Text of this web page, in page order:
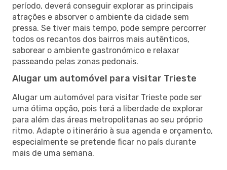
período, deverá conseguir explorar as principais
atrações e absorver o ambiente da cidade sem
pressa. Se tiver mais tempo, pode sempre percorrer
todos os recantos dos bairros mais autênticos,
saborear o ambiente gastronómico e relaxar
passeando pelas zonas pedonais.
Alugar um automóvel para visitar Trieste
Alugar um automóvel para visitar Trieste pode ser
uma ótima opção, pois terá a liberdade de explorar
para além das áreas metropolitanas ao seu próprio
ritmo. Adapte o itinerário à sua agenda e orçamento,
especialmente se pretende ficar no país durante
mais de uma semana.